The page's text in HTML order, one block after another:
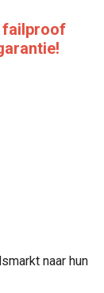
failproof
naar hun